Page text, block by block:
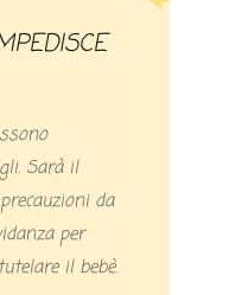
Sarà il
da
per
il bebè.